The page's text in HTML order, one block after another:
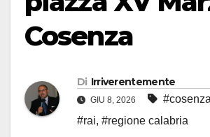
Cosenza
Di Irriverentemente
GIU 8, 2026 #cosenza
#rai, #regione calabria